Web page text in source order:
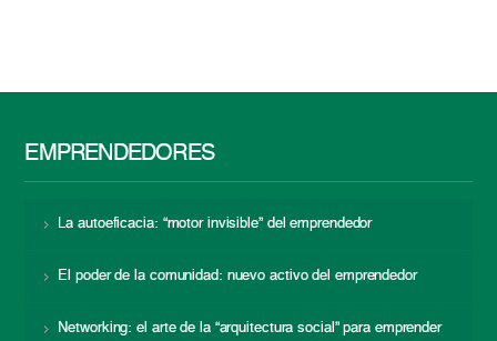
EMPRENDEDORES
La autoeficacia: “motor invisible” del emprendedor
El poder de la comunidad: nuevo activo del emprendedor
Networking: el arte de la “arquitectura social” para emprender